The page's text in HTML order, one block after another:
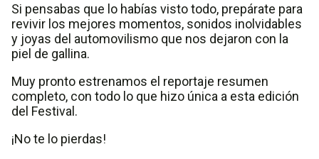
Si pensabas que lo habías visto todo, prepárate para
revivir los mejores momentos, sonidos inolvidables
y joyas del automovilismo que nos dejaron con la
piel de gallina.
Muy pronto estrenamos el reportaje resumen
completo, con todo lo que hizo única a esta edición
del Festival.
¡No te lo pierdas!